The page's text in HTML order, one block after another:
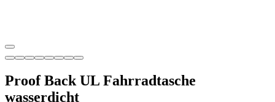
Proof Back UL Fahrradtasche
wasserdicht